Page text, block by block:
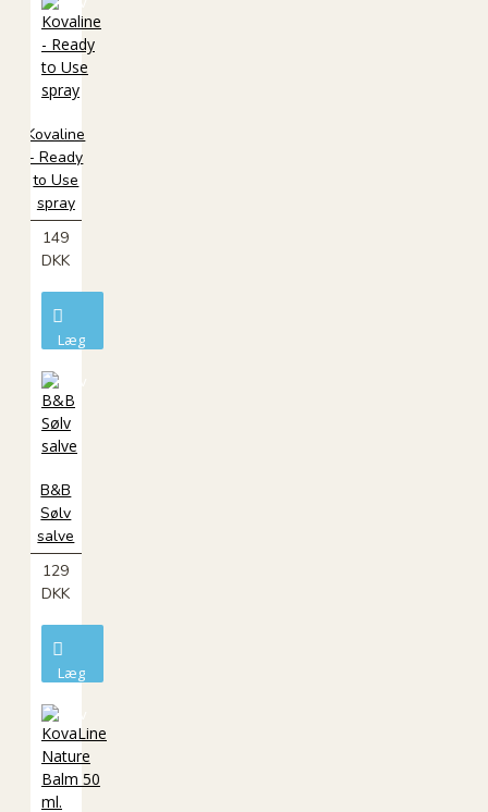
Kovaline
- Ready
to Use
spray
149
DKK
Læg
kurv
B&B
Sølv
salve
129
DKK
Læg
kurv